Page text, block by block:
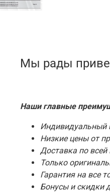
Мы рады
Наши главные
Индивидуальный
Низкие цены от
Доставка по всей
Только
Гарантия на все
Бонусы и скидки